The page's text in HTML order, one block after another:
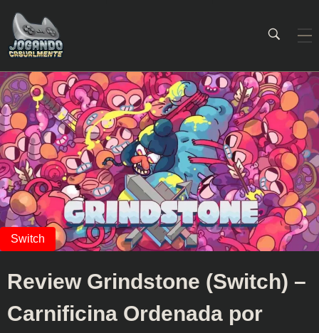
Jogando Casualmente
Conteúdo family friendly sobre games! Desde 2019 analisando jogos.
Review Grindstone (Switch) –
Carnificina Ordenada por